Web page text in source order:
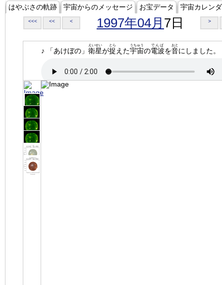
はやぶさの軌跡 宇宙からのメッセージ お宝データ 宇宙カレン
<<< << < 1997年04月 7日 >
♪ 「あけぼの」 衛星
えいせい
が捉
とら
えた宇宙
うちゅう
の電波
でんぱ
を音
おと
にしました。